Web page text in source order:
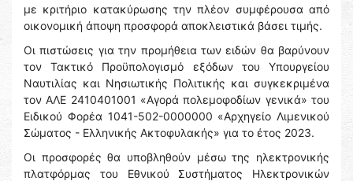
με κριτήριο κατακύρωσης την πλέον συμφέρουσα από
οικονομική άποψη προσφορά αποκλειστικά βάσει τιμής.
Οι πιστώσεις για την προμήθεια των ειδών θα βαρύνουν
τον Τακτικό Προϋπολογισμό εξόδων του Υπουργείου
Ναυτιλίας και Νησιωτικής Πολιτικής και συγκεκριμένα
τον ΑΛΕ 2410401001 «Αγορά πολεμοφοδίων γενικά» του
Ειδικού Φορέα 1041-502-0000000 «Αρχηγείο Λιμενικού
Σώματος - Ελληνικής Ακτοφυλακής» για το έτος 2023.
Οι προσφορές θα υποβληθούν μέσω της ηλεκτρονικής
πλατφόρμας του Εθνικού Συστήματος Ηλεκτρονικών